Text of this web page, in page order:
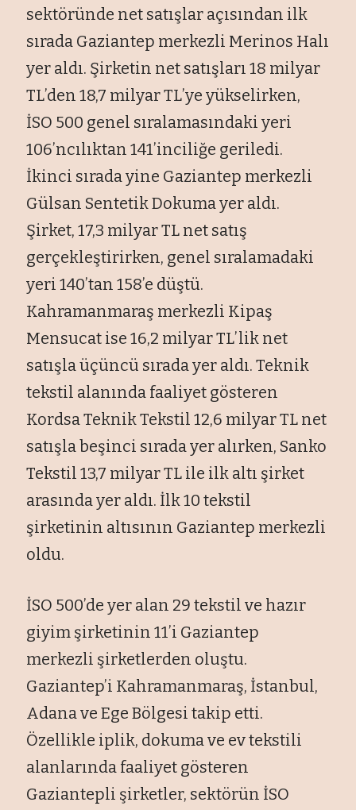
sektöründe net satışlar açısından ilk
sırada Gaziantep merkezli Merinos Halı
yer aldı. Şirketin net satışları 18 milyar
TL’den 18,7 milyar TL’ye yükselirken,
İSO 500 genel sıralamasındaki yeri
106’ncılıktan 141’inciliğe geriledi.
İkinci sırada yine Gaziantep merkezli
Gülsan Sentetik Dokuma yer aldı.
Şirket, 17,3 milyar TL net satış
gerçekleştirirken, genel sıralamadaki
yeri 140’tan 158’e düştü.
Kahramanmaraş merkezli Kipaş
Mensucat ise 16,2 milyar TL’lik net
satışla üçüncü sırada yer aldı. Teknik
tekstil alanında faaliyet gösteren
Kordsa Teknik Tekstil 12,6 milyar TL net
satışla beşinci sırada yer alırken, Sanko
Tekstil 13,7 milyar TL ile ilk altı şirket
arasında yer aldı. İlk 10 tekstil
şirketinin altısının Gaziantep merkezli
oldu.
İSO 500’de yer alan 29 tekstil ve hazır
giyim şirketinin 11’i Gaziantep
merkezli şirketlerden oluştu.
Gaziantep’i Kahramanmaraş, İstanbul,
Adana ve Ege Bölgesi takip etti.
Özellikle iplik, dokuma ve ev tekstili
alanlarında faaliyet gösteren
Gaziantepli şirketler, sektörün İSO